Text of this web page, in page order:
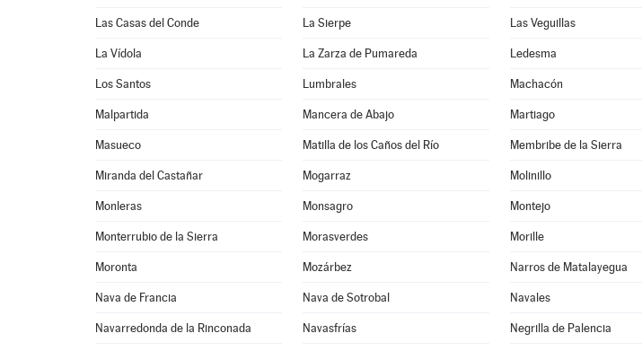
Las Casas del Conde La Sierpe Las Veguillas
La Vídola La Zarza de Pumareda Ledesma
Los Santos Lumbrales Machacón
Malpartida Mancera de Abajo Martiago
Masueco Matilla de los Caños del Río Membribe de la Sierra
Miranda del Castañar Mogarraz Molinillo
Monleras Monsagro Montejo
Monterrubio de la Sierra Morasverdes Morille
Moronta Mozárbez Narros de Matalayegua
Nava de Francia Nava de Sotrobal Navales
Navarredonda de la Rinconada Navasfrías Negrilla de Palencia